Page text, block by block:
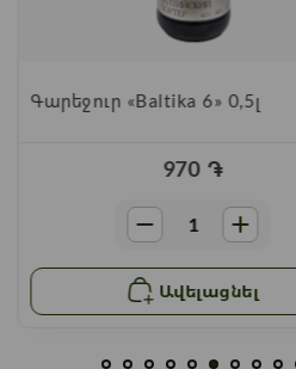
Գարեջուր «Baltika 6» 0,5լ
970 ֏
Ավելացնել